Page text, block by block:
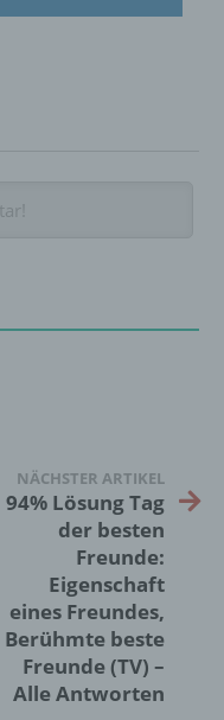
NÄCHSTER ARTIKEL
94% Lösung Tag
der besten
Freunde:
Eigenschaft
eines Freundes,
Berühmte beste
Freunde (TV) –
Alle Antworten
oder juristische
nach
Recht der
erhalten, gelten